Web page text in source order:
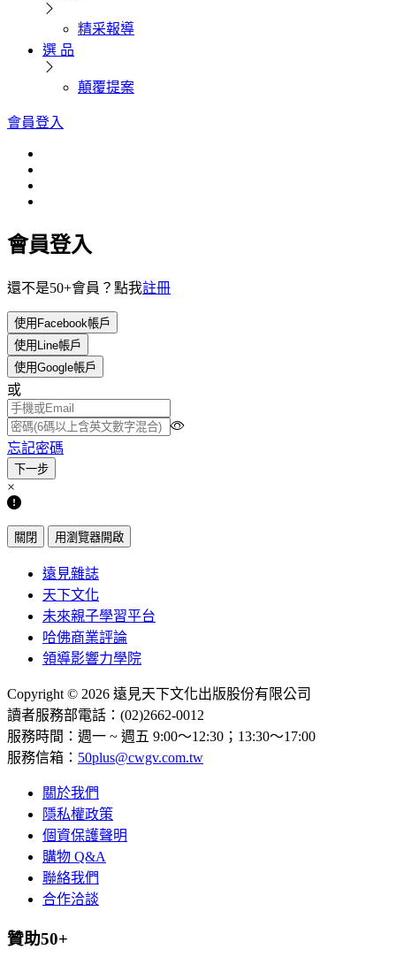
精采報導
選 品
顛覆提案
會員登入
會員登入
還不是50+會員？點我註冊
使用Facebook帳戶
使用Line帳戶
使用Google帳戶
或
忘記密碼
×
關閉 用瀏覽器開啟
遠見雜誌
天下文化
未來親子學習平台
哈佛商業評論
領導影響力學院
Copyright © 2026 遠見天下文化出版股份有限公司
讀者服務部電話：(02)2662-0012
服務時間：週一 ~ 週五 9:00～12:30；13:30～17:00
服務信箱： 50plus@cwgv.com.tw
關於我們
隱私權政策
個資保護聲明
購物 Q&A
聯絡我們
合作洽談
贊助50+